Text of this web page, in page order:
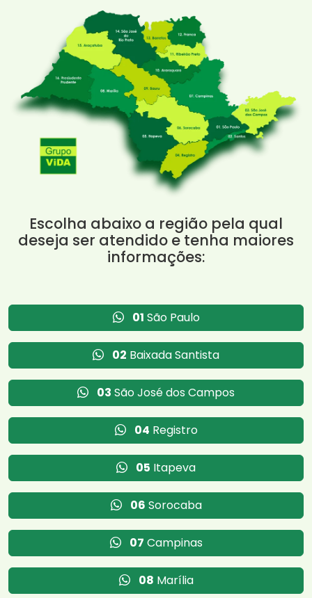
Escolha abaixo a região pela qual
deseja ser atendido e tenha maiores
informações:
01 São Paulo
02 Baixada Santista
03 São José dos Campos
04 Registro
05 Itapeva
06 Sorocaba
07 Campinas
08 Marília